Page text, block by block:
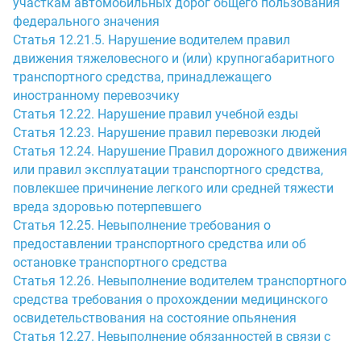
федерального значения
Статья 12.21.5. Нарушение водителем правил
движения тяжеловесного и (или) крупногабаритного
транспортного средства, принадлежащего
иностранному перевозчику
Статья 12.22. Нарушение правил учебной езды
Статья 12.23. Нарушение правил перевозки людей
Статья 12.24. Нарушение Правил дорожного движения
или правил эксплуатации транспортного средства,
повлекшее причинение легкого или средней тяжести
вреда здоровью потерпевшего
Статья 12.25. Невыполнение требования о
предоставлении транспортного средства или об
остановке транспортного средства
Статья 12.26. Невыполнение водителем транспортного
средства требования о прохождении медицинского
освидетельствования на состояние опьянения
Статья 12.27. Невыполнение обязанностей в связи с